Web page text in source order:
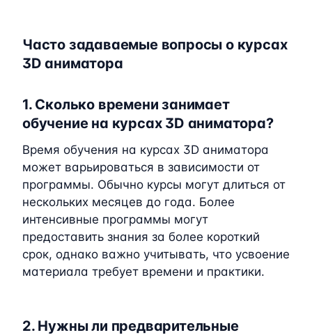
Часто задаваемые вопросы о курсах
3D аниматора
1. Сколько времени занимает
обучение на курсах 3D аниматора?
Время обучения на курсах 3D аниматора
может варьироваться в зависимости от
программы. Обычно курсы могут длиться от
нескольких месяцев до года. Более
интенсивные программы могут
предоставить знания за более короткий
срок, однако важно учитывать, что усвоение
материала требует времени и практики.
2. Нужны ли предварительные